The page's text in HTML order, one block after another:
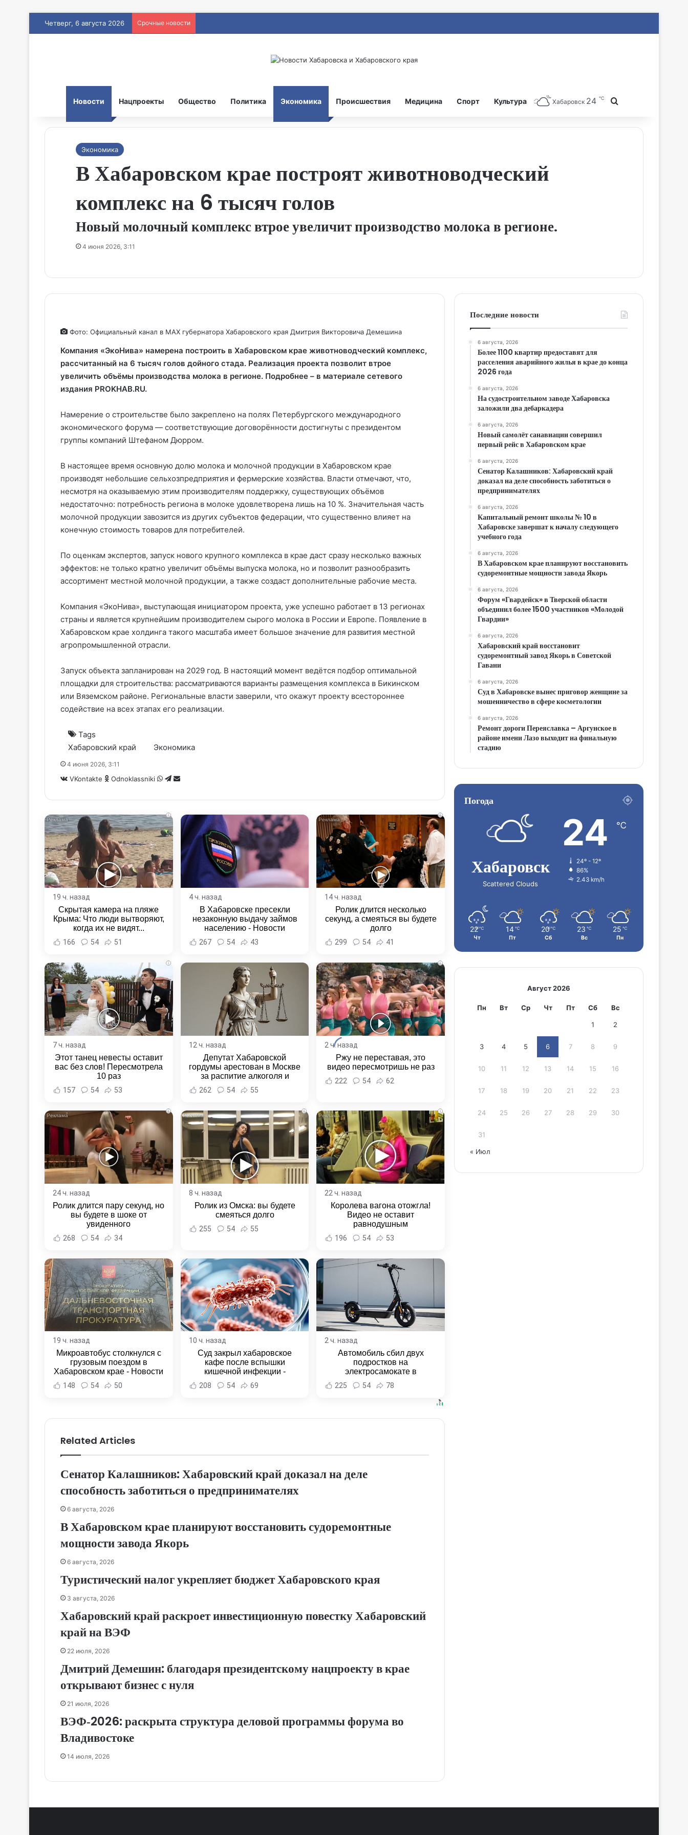
Четверг, 6 августа 2026 Срочные новости
Новости Нацпроекты Общество Политика Экономика Происшествия Медицина Спорт Культура Хабаровск 24 ℃
Экономика
В Хабаровском крае построят животноводческий
комплекс на 6 тысяч голов
Новый молочный комплекс втрое увеличит производство молока в регионе.
4 июня 2026, 3:11
Фото: Официальный канал в МАХ губернатора Хабаровского края Дмитрия Викторовича Демешина
Компания «ЭкоНива» намерена построить в Хабаровском крае животноводческий комплекс,
рассчитанный на 6 тысяч голов дойного стада. Реализация проекта позволит втрое
увеличить объёмы производства молока в регионе. Подробнее – в материале сетевого
издания PROKHAB.RU.
Намерение о строительстве было закреплено на полях Петербургского международного
экономического форума — соответствующие договорённости достигнуты с президентом
группы компаний Штефаном Дюрром.
В настоящее время основную долю молока и молочной продукции в Хабаровском крае
производят небольшие сельхозпредприятия и фермерские хозяйства. Власти отмечают, что,
несмотря на оказываемую этим производителям поддержку, существующих объёмов
недостаточно: потребность региона в молоке удовлетворена лишь на 10 %. Значительная часть
молочной продукции завозится из других субъектов федерации, что существенно влияет на
конечную стоимость товаров для потребителей.
По оценкам экспертов, запуск нового крупного комплекса в крае даст сразу несколько важных
эффектов: не только кратно увеличит объёмы выпуска молока, но и позволит разнообразить
ассортимент местной молочной продукции, а также создаст дополнительные рабочие места.
Компания «ЭкоНива», выступающая инициатором проекта, уже успешно работает в 13 регионах
страны и является крупнейшим производителем сырого молока в России и Европе. Появление в
Хабаровском крае холдинга такого масштаба имеет большое значение для развития местной
агропромышленной отрасли.
Запуск объекта запланирован на 2029 год. В настоящий момент ведётся подбор оптимальной
площадки для строительства: рассматриваются варианты размещения комплекса в Бикинском
или Вяземском районе. Региональные власти заверили, что окажут проекту всестороннее
содействие на всех этапах его реализации.
Tags
Хабаровский край
Экономика
4 июня 2026, 3:11
VKontakte Odnoklassniki WhatsApp
Telegram
Share
Email
i
19 ч. назад
Скрытая камера на пляже
Крыма: Что люди вытворяют,
когда их не видят...
166 54 51
4 ч. назад
В Хабаровске пресекли
незаконную выдачу займов
населению - Новости
Хабаровска и Хабаровского
края
267 54 43
i
14 ч. назад
Ролик длится несколько
секунд, а смеяться вы будете
долго
299 54 41
i
7 ч. назад
Этот танец невесты оставит
вас без слов! Пересмотрела
10 раз
157 54 53
12 ч. назад
Депутат Хабаровской
гордумы арестован в Москве
за распитие алкоголя и
неповиновение полиции -
Новости Хабаровска и
262 54 55
i
2 ч. назад
Ржу не переставая, это
видео пересмотришь не раз
222 54 62
i
24 ч. назад
Ролик длится пару секунд, но
вы будете в шоке от
увиденного
268 54 34
i
8 ч. назад
Ролик из Омска: вы будете
смеяться долго
255 54 55
i
22 ч. назад
Королева вагона отожгла!
Видео не оставит
равнодушным
196 54 53
19 ч. назад
Микроавтобус столкнулся с
грузовым поездом в
Хабаровском крае - Новости
Хабаровска и Хабаровского
края
148 54 50
10 ч. назад
Суд закрыл хабаровское
кафе после вспышки
кишечной инфекции -
Новости Хабаровска и
Хабаровского края
208 54 69
2 ч. назад
Автомобиль сбил двух
подростков на
электросамокате в
Комсомольске-на-Амуре -
Новости Хабаровска и
225 54 78
Related Articles
Сенатор Калашников: Хабаровский край доказал на деле
способность заботиться о предпринимателях
6 августа, 2026
В Хабаровском крае планируют восстановить судоремонтные
мощности завода Якорь
6 августа, 2026
Туристический налог укрепляет бюджет Хабаровского края
3 августа, 2026
Хабаровский край раскроет инвестиционную повестку Хабаровский
край на ВЭФ
22 июля, 2026
Дмитрий Демешин: благодаря президентскому нацпроекту в крае
открывают бизнес с нуля
21 июля, 2026
ВЭФ‑2026: раскрыта структура деловой программы форума во
Владивостоке
14 июля, 2026
Последние новости
6 августа, 2026
Более 1100 квартир предоставят для
расселения аварийного жилья в крае до конца
2026 года
6 августа, 2026
На судостроительном заводе Хабаровска
заложили два дебаркадера
6 августа, 2026
Новый самолёт санавиации совершил
первый рейс в Хабаровском крае
6 августа, 2026
Сенатор Калашников: Хабаровский край
доказал на деле способность заботиться о
предпринимателях
6 августа, 2026
Капитальный ремонт школы № 10 в
Хабаровске завершат к началу следующего
учебного года
6 августа, 2026
В Хабаровском крае планируют восстановить
судоремонтные мощности завода Якорь
6 августа, 2026
Форум «Гвардейск» в Тверской области
объединил более 1500 участников «Молодой
Гвардии»
6 августа, 2026
Хабаровский край восстановит
судоремонтный завод Якорь в Советской
Гавани
6 августа, 2026
Суд в Хабаровске вынес приговор женщине за
мошенничество в сфере косметологии
6 августа, 2026
Ремонт дороги Переяславка – Аргунское в
районе имени Лазо выходит на финальную
стадию
Погода
Хабаровск
Scattered Clouds
24 ℃
24º - 12º
86%
2.43 km/h
22 ℃
Чт
14 ℃
Пт
20 ℃
Сб
23 ℃
Вс
25 ℃
Пн
Август 2026
Пн Вт Ср Чт Пт Сб Вс
1 2
3 4 5 6 7 8 9
10 11 12 13 14 15 16
17 18 19 20 21 22 23
24 25 26 27 28 29 30
31
« Июл